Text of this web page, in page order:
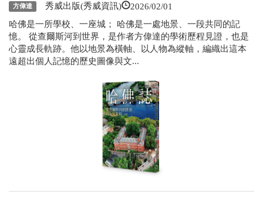
方偉達 秀威出版(秀威資訊) 2026/02/01
哈佛是一所學校、一座城； 哈佛是一處地景、一段共同的記
憶。 從查爾斯河到世界，是作者方偉達的學術歷程見證，也是
心靈成長軌跡。他以地景為橫軸、以人物為縱軸，編織出這本
遠超出個人記憶的歷史圖像與文...